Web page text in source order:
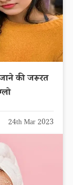
की जरूरत
24th Mar 2023